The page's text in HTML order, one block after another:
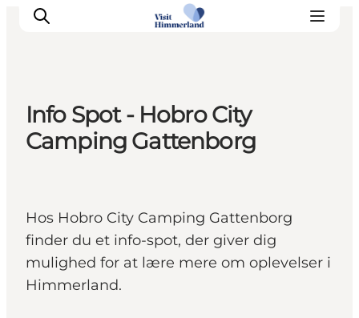
Oplev Himmerland
Udforsk naturen
Planlæg din ferie
Book Oplevelser
Praktisk info
Info Spot - Hobro City
Camping Gattenborg
Hos Hobro City Camping Gattenborg
finder du et info-spot, der giver dig
mulighed for at lære mere om oplevelser i
Himmerland.